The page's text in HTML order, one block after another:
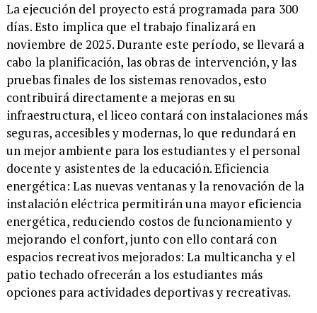
​La ejecución del proyecto está programada para 300
días. Esto implica que el trabajo finalizará en
noviembre de 2025. Durante este período, se llevará a
cabo la planificación, las obras de intervención, y las
pruebas finales de los sistemas renovados, esto
contribuirá directamente a mejoras en su
infraestructura, el liceo contará con instalaciones más
seguras, accesibles y modernas, lo que redundará en
un mejor ambiente para los estudiantes y el personal
docente y asistentes de la educación. Eficiencia
energética: Las nuevas ventanas y la renovación de la
instalación eléctrica permitirán una mayor eficiencia
energética, reduciendo costos de funcionamiento y
mejorando el confort, junto con ello contará con
espacios recreativos mejorados: La multicancha y el
patio techado ofrecerán a los estudiantes más
opciones para actividades deportivas y recreativas.